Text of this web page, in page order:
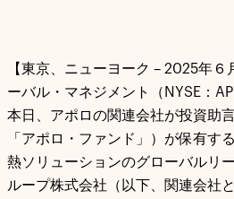
【東京、ニューヨーク – 2025年
ーバル・マネジメント（NYSE：
本日、アポロの関連会社が投資助
「アポロ・ファンド」）が保有す
熱ソリューションのグローバルリ
ループ株式会社（以下、関連会社